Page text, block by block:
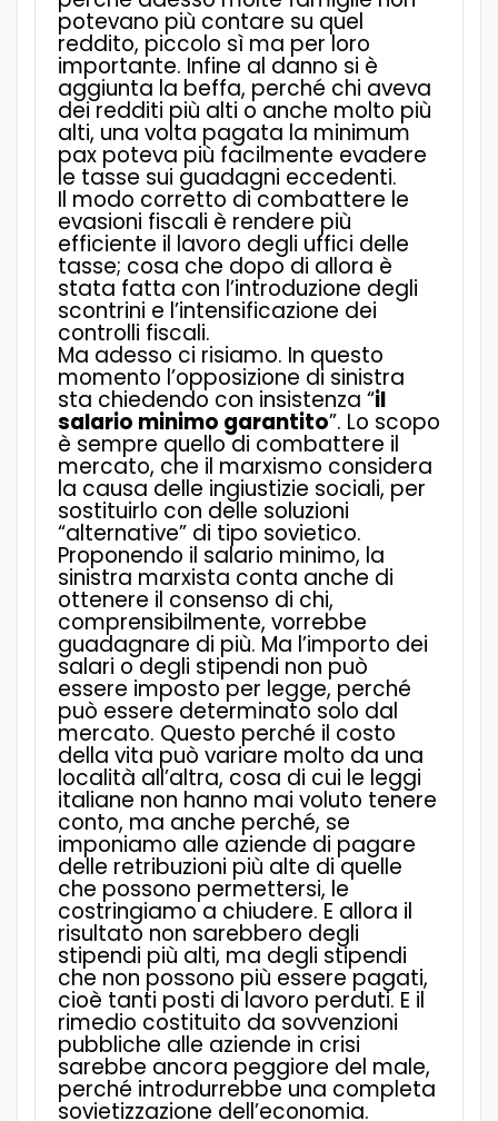
potevano più contare su quel
reddito, piccolo sì ma per loro
importante. Infine al danno si è
aggiunta la beffa, perché chi aveva
dei redditi più alti o anche molto più
alti, una volta pagata la minimum
pax poteva più facilmente evadere
le tasse sui guadagni eccedenti.
Il modo corretto di combattere le
evasioni fiscali è rendere più
efficiente il lavoro degli uffici delle
tasse; cosa che dopo di allora è
stata fatta con l’introduzione degli
scontrini e l’intensificazione dei
controlli fiscali.
Ma adesso ci risiamo. In questo
momento l’opposizione di sinistra
sta chiedendo con insistenza “il
salario minimo garantito”. Lo scopo
è sempre quello di combattere il
mercato, che il marxismo considera
la causa delle ingiustizie sociali, per
sostituirlo con delle soluzioni
“alternative” di tipo sovietico.
Proponendo il salario minimo, la
sinistra marxista conta anche di
ottenere il consenso di chi,
comprensibilmente, vorrebbe
guadagnare di più. Ma l’importo dei
salari o degli stipendi non può
essere imposto per legge, perché
può essere determinato solo dal
mercato. Questo perché il costo
della vita può variare molto da una
località all’altra, cosa di cui le leggi
italiane non hanno mai voluto tenere
conto, ma anche perché, se
imponiamo alle aziende di pagare
delle retribuzioni più alte di quelle
che possono permettersi, le
costringiamo a chiudere. E allora il
risultato non sarebbero degli
stipendi più alti, ma degli stipendi
che non possono più essere pagati,
cioè tanti posti di lavoro perduti. E il
rimedio costituito da sovvenzioni
pubbliche alle aziende in crisi
sarebbe ancora peggiore del male,
perché introdurrebbe una completa
sovietizzazione dell’economia.